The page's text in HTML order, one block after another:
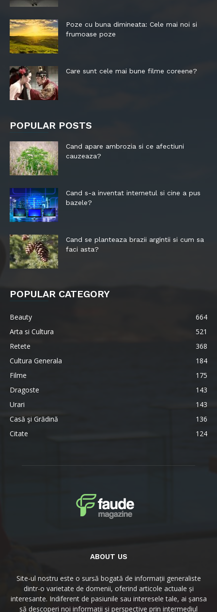
Poze cu buna dimineata: Cele mai noi si
frumoase poze
Care sunt cele mai bune filme coreene?
POPULAR POSTS
Cand apare ambrozia si ce afectiuni
cauzeaza?
Cand s-a inventat internetul si cine a pus
bazele?
Cand se planteaza brazii argintii si cum sa
faci asta?
POPULAR CATEGORY
Beauty
664
Arta si Cultura
521
Retete
368
Cultura Generala
184
Filme
175
Dragoste
143
Urari
143
Casă şi Grădină
136
Citate
124
ABOUT US
Site-ul nostru este o sursă bogată de informații generaliste
dintr-o varietate de domenii, oferind articole actuale și
interesante. Indiferent de pasiunile sau interesele tale, ai șansa
să descoperi noi informații și perspective prin intermediul